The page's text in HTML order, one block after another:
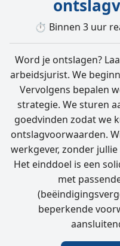
⏱️ Binnen 3 uur
Word je ontslagen?
arbeidsjurist. We
Vervolgens bepalen
strategie. We sturen
goedvinden zodat we
ontslagvoorwaarden.
werkgever, zonder
Het einddoel is een
met
beperkende